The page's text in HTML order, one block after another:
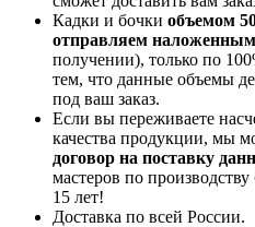
Кадки и бочки объемом
отправляем
получении), только по
тем, что данные объемы
под ваш заказ.
Если вы переживаете
качества продукции, мы
договор на поставку
мастеров по
15 лет!
Доставка по всей России.